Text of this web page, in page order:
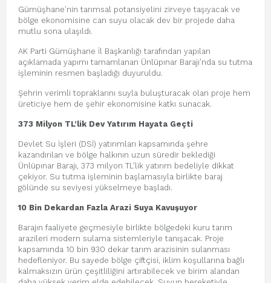
Gümüşhane’nin tarımsal potansiyelini zirveye taşıyacak ve
bölge ekonomisine can suyu olacak dev bir projede daha
mutlu sona ulaşıldı.
AK Parti Gümüşhane İl Başkanlığı tarafından yapılan
açıklamada yapımı tamamlanan Ünlüpınar Barajı’nda su tutma
işleminin resmen başladığı duyuruldu.
Şehrin verimli topraklarını suyla buluşturacak olan proje hem
üreticiye hem de şehir ekonomisine katkı sunacak.
373 Milyon TL’lik Dev Yatırım Hayata Geçti
Devlet Su İşleri (DSİ) yatırımları kapsamında şehre
kazandırılan ve bölge halkının uzun süredir beklediği
Ünlüpınar Barajı, 373 milyon TL’lik yatırım bedeliyle dikkat
çekiyor. Su tutma işleminin başlamasıyla birlikte baraj
gölünde su seviyesi yükselmeye başladı.
10 Bin Dekardan Fazla Arazi Suya Kavuşuyor
Barajın faaliyete geçmesiyle birlikte bölgedeki kuru tarım
arazileri modern sulama sistemleriyle tanışacak. Proje
kapsamında 10 bin 930 dekar tarım arazisinin sulanması
hedefleniyor. Bu sayede bölge çiftçisi, iklim koşullarına bağlı
kalmaksızın ürün çeşitliliğini artırabilecek ve birim alandan